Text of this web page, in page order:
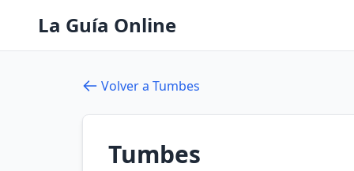
La Guía Online
Volver a Tumbes
Tumbes